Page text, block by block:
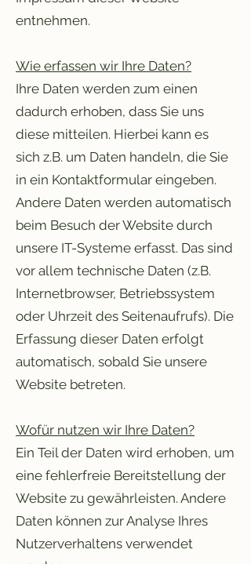
entnehmen.
Wie erfassen wir Ihre Daten?
Ihre Daten werden zum einen
dadurch erhoben, dass Sie uns
diese mitteilen. Hierbei kann es
sich z.B. um Daten handeln, die Sie
in ein Kontaktformular eingeben.
Andere Daten werden automatisch
beim Besuch der Website durch
unsere IT-Systeme erfasst. Das sind
vor allem technische Daten (z.B.
Internetbrowser, Betriebssystem
oder Uhrzeit des Seitenaufrufs). Die
Erfassung dieser Daten erfolgt
automatisch, sobald Sie unsere
Website betreten.
Wofür nutzen wir Ihre Daten?
Ein Teil der Daten wird erhoben, um
eine fehlerfreie Bereitstellung der
Website zu gewährleisten. Andere
Daten können zur Analyse Ihres
Nutzerverhaltens verwendet